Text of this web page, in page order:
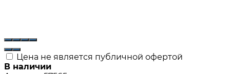
Цена не является публичной офертой
В наличии